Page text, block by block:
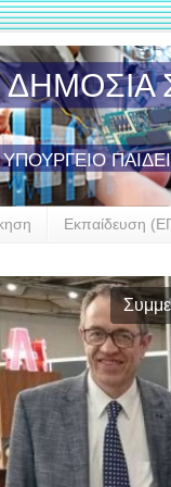
Εκπαίδευση
Έναρξη